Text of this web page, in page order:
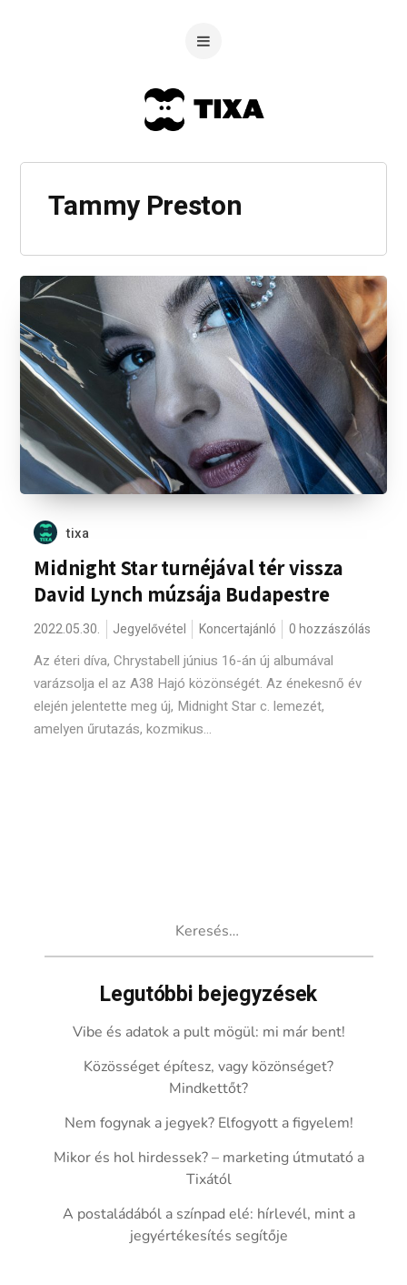
Tammy Preston
tixa
Midnight Star turnéjával tér vissza
David Lynch múzsája Budapestre
2022.05.30. Jegyelővétel Koncertajánló 0 hozzászólás
Az éteri díva, Chrystabell június 16-án új albumával
varázsolja el az A38 Hajó közönségét. Az énekesnő év
elején jelentette meg új, Midnight Star c. lemezét,
amelyen űrutazás, kozmikus...
Legutóbbi bejegyzések
Vibe és adatok a pult mögül: mi már bent!
Közösséget építesz, vagy közönséget?
Mindkettőt?
Nem fogynak a jegyek? Elfogyott a figyelem!
Mikor és hol hirdessek? – marketing útmutató a
Tixától
A postaládából a színpad elé: hírlevél, mint a
jegyértékesítés segítője